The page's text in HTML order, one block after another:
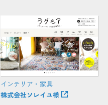
インテリア・家具
株式会社ソレイユ様